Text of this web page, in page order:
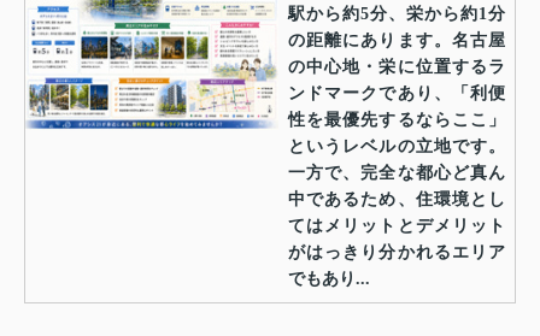
駅から約5分、栄から約1分
の距離にあります。名古屋
の中心地・栄に位置するラ
ンドマークであり、「利便
性を最優先するならここ」
というレベルの立地です。
一方で、完全な都心ど真ん
中であるため、住環境とし
てはメリットとデメリット
がはっきり分かれるエリア
でもあり...